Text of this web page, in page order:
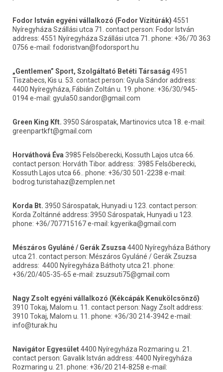
Fodor István egyéni vállalkozó (Fodor Vízitúrák) 4551
Nyíregyháza Szállási utca 71. contact person: Fodor István
address: 4551 Nyíregyháza Szállási utca 71. phone: +36/70 363
0756 e-mail: fodoristvan@fodorsport.hu
„Gentlemen” Sport, Szolgáltató Betéti Társaság 4951
Tiszabecs, Kis u. 53. contact person: Gyula Sándor address:
4400 Nyíregyháza, Fábián Zoltán u. 19. phone: +36/30/945-
0194 e-mail: gyula50.sandor@gmail.com
Green King Kft. 3950 Sárospatak, Martinovics utca 18. e-mail:
greenpartkft@gmail.com
Horváthová Éva 3985 Felsőberecki, Kossuth Lajos utca 66.
contact person: Horváth Tibor. address:	3985 Felsőberecki,
Kossuth Lajos utca 66.. phone: +36/30 501-2238 e-mail:
bodrog.turistahaz@zemplen.net
Korda Bt. 3950 Sárospatak, Hunyadi u 123. contact person:
Korda Zoltánné address:	3950 Sárospatak, Hunyadi u 123.
phone: +36/707715167 e-mail: kgyerika@gmail.com
Mészáros Gyuláné / Gerák Zsuzsa 4400 Nyíregyháza Báthory
utca 21. contact person: Mészáros Gyuláné / Gerák Zsuzsa
address:	4400 Nyíregyháza Báthoty utca 21. phone:
+36/20/405-35-65 e-mail: zsuzsuti75@gmail.com
Nagy Zsolt egyéni vállalkozó (Kékcápák Kenukölcsönző)
3910 Tokaj, Malom u. 11. contact person: Nagy Zsolt address:
3910 Tokaj, Malom u. 11. phone: +36/30 214-3942 e-mail:
info@turak.hu
Navigátor Egyesület 4400 Nyíregyháza Rozmaring u. 21.
contact person: Gavalik István address: 4400 Nyíregyháza
Rozmaring u. 21. phone: +36/20 214-8258 e-mail: